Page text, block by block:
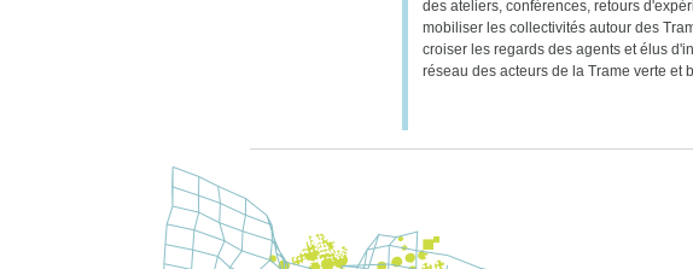
des ateliers, conférences, retours
mobiliser les collectivités autour des
croiser les regards des agents et élus
réseau des acteurs de la Trame verte et